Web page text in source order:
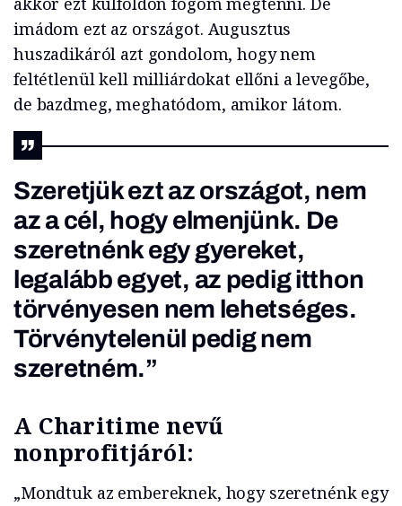
imádom ezt az országot. Augusztus
huszadikáról azt gondolom, hogy nem
feltétlenül kell milliárdokat ellőni a levegőbe,
de bazdmeg, meghatódom, amikor látom.
Szeretjük ezt az országot, nem
az a cél, hogy elmenjünk. De
szeretnénk egy gyereket,
legalább egyet, az pedig itthon
törvényesen nem lehetséges.
Törvénytelenül pedig nem
szeretném.”
A Charitime nevű
nonprofitjáról:
„Mondtuk az embereknek, hogy szeretnénk egy